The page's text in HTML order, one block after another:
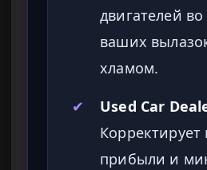
двигателей
ваших
хламом.
✔
Used Car
прибыли и